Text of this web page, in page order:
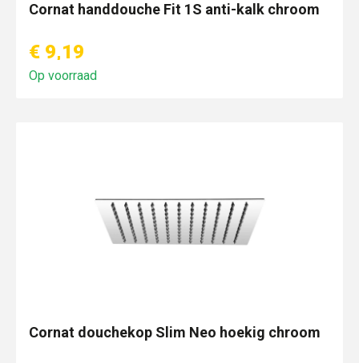
Cornat handdouche Fit 1S anti-kalk chroom
€ 9,19
Op voorraad
Cornat douchekop Slim Neo hoekig chroom